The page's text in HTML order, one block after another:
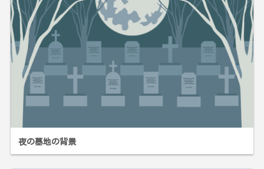
夜の墓地の背景